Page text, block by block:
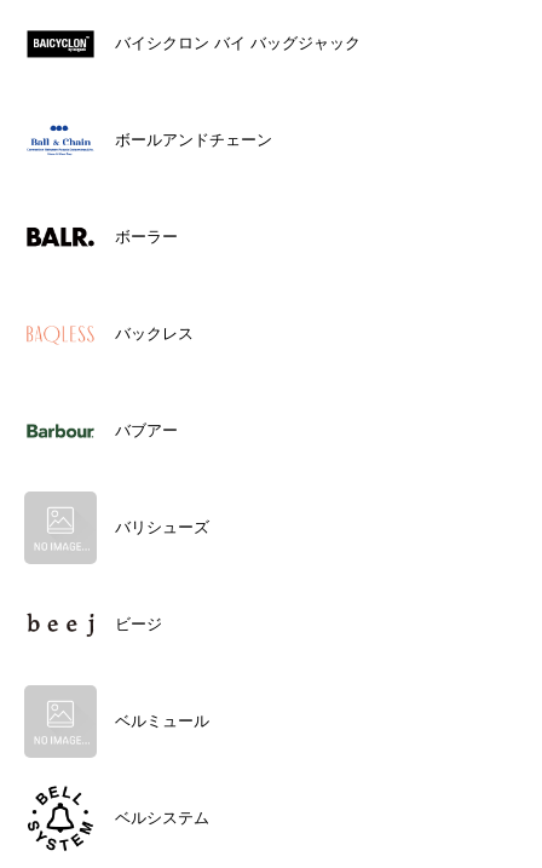
バイシクロン バイ バッグジャック
ボールアンドチェーン
ボーラー
バックレス
バブアー
バリシューズ
ビージ
ベルミュール
ベルシステム